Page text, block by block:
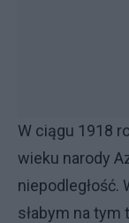
W ciągu 1918
wieku narody
słabym na tym